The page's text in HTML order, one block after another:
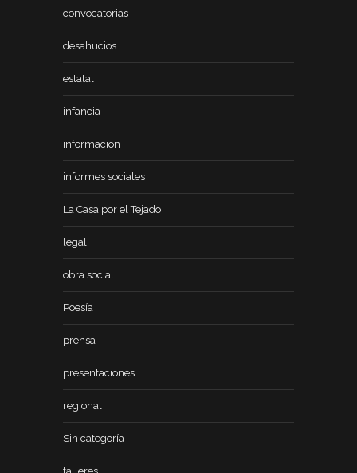
convocatorias
desahucios
estatal
infancia
informacion
informes sociales
La Casa por el Tejado
legal
obra social
Poesía
prensa
presentaciones
regional
Sin categoría